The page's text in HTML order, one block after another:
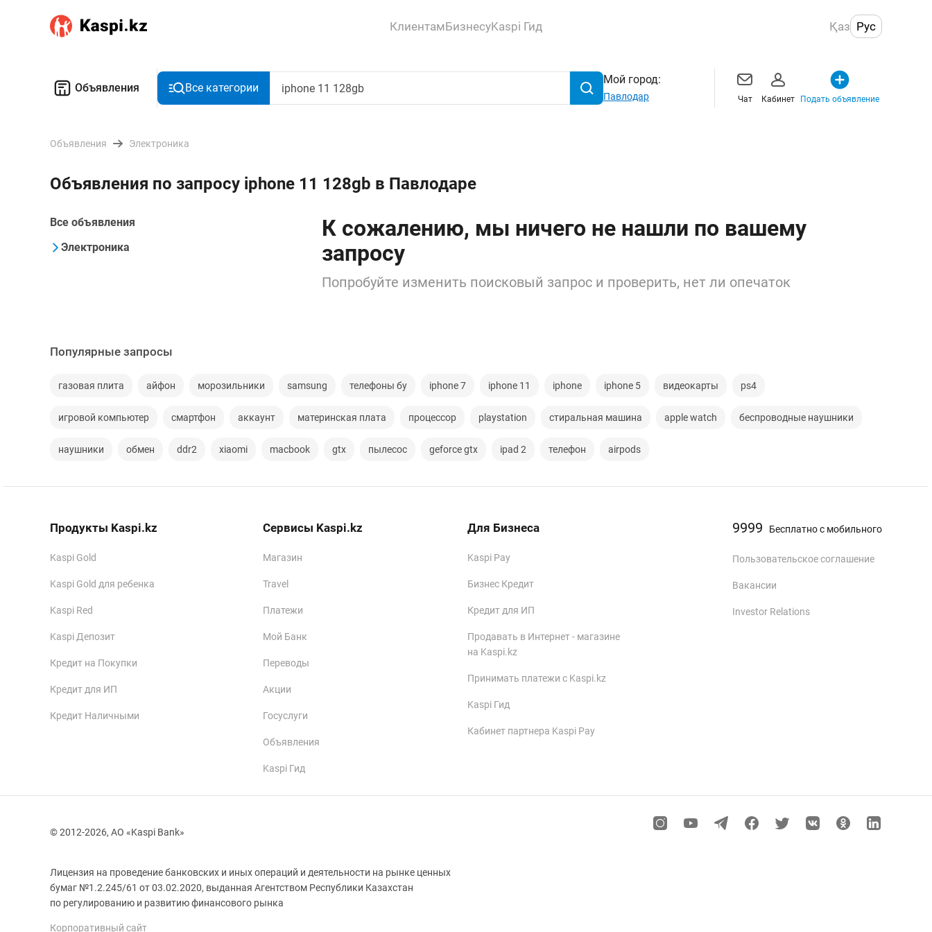
КлиентамБизнесуKaspi Гид Қаз Рус
Объявления Все категории
Мой город:
Павлодар Чат Кабинет Подать объявление
Объявления Электроника
Объявления по запросу iphone 11 128gb в Павлодаре
Все объявления
Электроника
К сожалению, мы ничего не нашли по вашему
запросу
Попробуйте изменить поисковый запрос и проверить, нет ли опечаток
Популярные запросы
газовая плита айфон морозильники samsung телефоны бу iphone 7 iphone 11 iphone iphone 5 видеокарты ps4
игровой компьютер смартфон аккаунт материнская плата процессор playstation стиральная машина apple watch беспроводные наушники
наушники обмен ddr2 xiaomi macbook gtx пылесос geforce gtx ipad 2 телефон airpods
Продукты Kaspi.kz
Kaspi Gold
Kaspi Gold для ребенка
Kaspi Red
Kaspi Депозит
Кредит на Покупки
Кредит для ИП
Кредит Наличными
Сервисы Kaspi.kz
Магазин
Travel
Платежи
Мой Банк
Переводы
Акции
Госуслуги
Объявления
Kaspi Гид
Для Бизнеса
Kaspi Pay
Бизнес Кредит
Кредит для ИП
Продавать в Интернет - магазине
на Kaspi.kz
Принимать платежи с Kaspi.kz
Kaspi Гид
Кабинет партнера Kaspi Pay
9999 Бесплатно с мобильного
Пользовательское соглашение
Вакансии
Investor Relations
© 2012-2026, АО «Kaspi Bank»
Лицензия на проведение банковских и иных операций и деятельности на рынке ценных
бумаг №1.2.245/61 от 03.02.2020, выданная Агентством Республики Казахстан
Корпоративный сайт